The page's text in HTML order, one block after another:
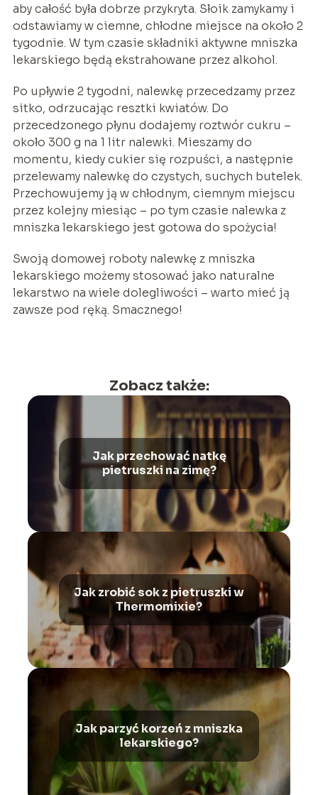
aby całość była dobrze przykryta. Słoik zamykamy i
odstawiamy w ciemne, chłodne miejsce na około 2
tygodnie. W tym czasie składniki aktywne mniszka
lekarskiego będą ekstrahowane przez alkohol.
Po upływie 2 tygodni, nalewkę przecedzamy przez
sitko, odrzucając resztki kwiatów. Do
przecedzonego płynu dodajemy roztwór cukru –
około 300 g na 1 litr nalewki. Mieszamy do
momentu, kiedy cukier się rozpuści, a następnie
przelewamy nalewkę do czystych, suchych butelek.
Przechowujemy ją w chłodnym, ciemnym miejscu
przez kolejny miesiąc – po tym czasie nalewka z
mniszka lekarskiego jest gotowa do spożycia!
Swoją domowej roboty nalewkę z mniszka
lekarskiego możemy stosować jako naturalne
lekarstwo na wiele dolegliwości – warto mieć ją
zawsze pod ręką. Smacznego!
Zobacz także:
Jak przechować natkę
pietruszki na zimę?
Jak zrobić sok z pietruszki w
Thermomixie?
Jak parzyć korzeń z mniszka
lekarskiego?